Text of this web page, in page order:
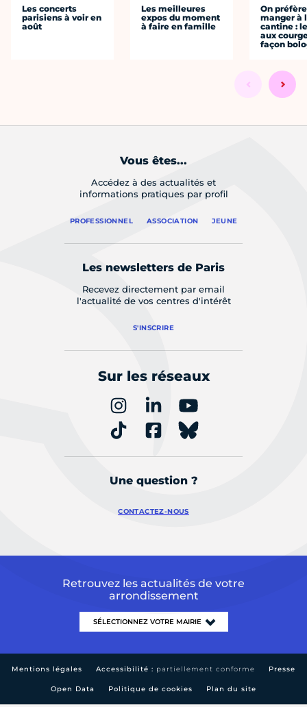
Les concerts
parisiens à voir en
août
Les meilleures
expos du moment
à faire en famille
On préfère
manger à
cantine :
aux
façon
Vous êtes...
Accédez à des actualités et
informations pratiques par profil
PROFESSIONNEL ASSOCIATION JEUNE
Les newsletters de Paris
Recevez directement par email
l'actualité de vos centres d'intérêt
S'INSCRIRE
Sur les réseaux
Une question ?
CONTACTEZ-NOUS
Retrouvez les actualités de votre
arrondissement
Mentions légales Accessibilité : partiellement conforme Presse
Open Data Politique de cookies Plan du site